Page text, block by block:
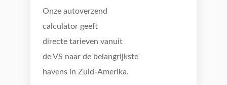
Onze autoverzend
calculator geeft
directe tarieven vanuit
de VS naar de belangrijkste
havens in Zuid-Amerika.